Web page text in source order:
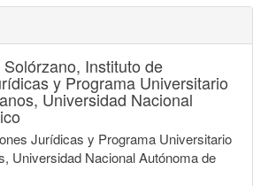
Instituto de
y Programa Universitario
Universidad Nacional
Jurídicas y Programa Universitario
Universidad Nacional Autónoma de